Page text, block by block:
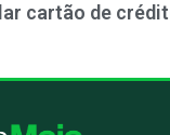
cartão de